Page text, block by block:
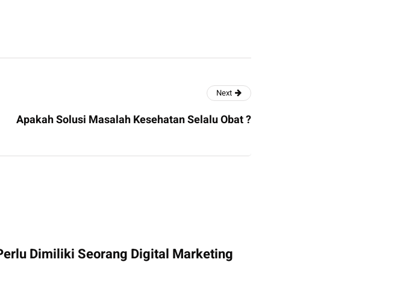
Next
Apakah Solusi Masalah Kesehatan Selalu Obat ?
Dimiliki Seorang Digital Marketing